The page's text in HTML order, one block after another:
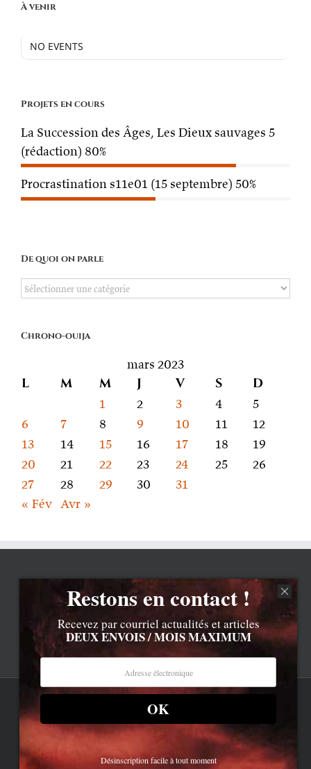
À venir
NO EVENTS
Projets en cours
La Succession des Âges, Les Dieux sauvages 5
(rédaction) 80%
Procrastination s11e01 (15 septembre) 50%
De quoi on parle
De
parle
Chrono-ouija
mars 2023
L M M J V S D
1 2 3 4
5
6
7 8 9 10 11
12
13
14 15 16 17 18
19
20
21 22 23 24 25
26
27
28 29 30
31
« Fév Avr »
Contenu © Lionel Davoust sauf exceptions précisées.
Cliquez ici pour lire les mentions légales barbantes
LD.com 8.a. Attention, vous êtes arrivé en bas de la page,
Bluesky
Restons en contact !
Recevez par courriel actualités et articles
DEUX ENVOIS / MOIS MAXIMUM
OK
Désinscription facile à tout moment